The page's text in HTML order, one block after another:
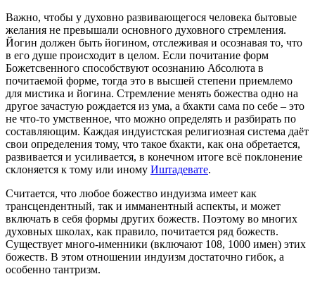
Важно, чтобы у духовно развивающегося человека бытовые
желания не превышали основного духовного стремления.
Йогин должен быть йогином, отслеживая и осознавая то, что
в его душе происходит в целом. Если почитание форм
Божетсвенного способствуют осознанию Абсолюта в
почитаемой форме, тогда это в высшей степени приемлемо
для мистика и йогина. Стремление менять божества одно на
другое зачастую рождается из ума, а бхакти сама по себе – это
не что-то умственное, что можно определять и разбирать по
составляющим. Каждая индуистская религиозная система даёт
свои определения тому, что такое бхакти, как она обретается,
развивается и усиливается, в конечном итоге всё поклонение
склоняется к тому или иному Иштадевате.
Считается, что любое божество индуизма имеет как
трансцендентный, так и имманентный аспекты, и может
включать в себя формы других божеств. Поэтому во многих
духовных школах, как правило, почитается ряд божеств.
Существует много-именники (включают 108, 1000 имен) этих
божеств. В этом отношении индуизм достаточно гибок, а
особенно тантризм.